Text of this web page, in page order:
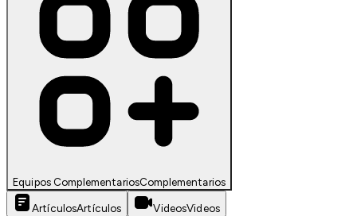
Equipos ComplementariosComplementarios
ArtículosArtículos VideosVideos